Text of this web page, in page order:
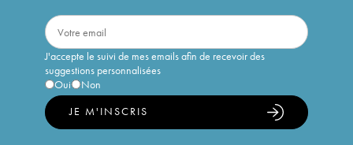
J'accepte le suivi de mes emails afin de recevoir des
suggestions personnalisées
Oui
Non
JE M'INSCRIS